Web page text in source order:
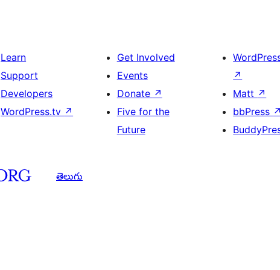
Learn
Support
Developers
WordPress.tv ↗
Get Involved
Events
Donate ↗
Five for the
Future
↗
Matt ↗
bbPress ↗
తెలుగు